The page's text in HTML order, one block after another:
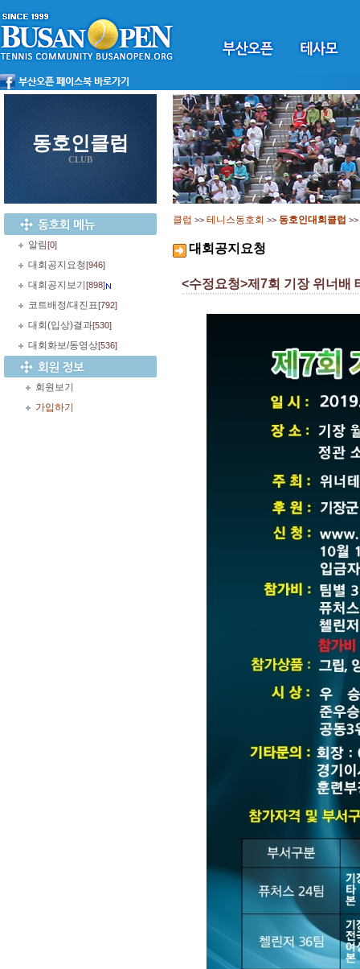
동호인클럽
CLUB
알림[0]
대회공지요청[946]
대회공지보기 [898]
코트배정/대진표[792]
대회(입상)결과[530]
대회화보/동영상[536]
회원보기
가입하기
클럽 >> 테니스동호회 >> 동호인대회클럽 >>
대회공지요청
<수정요청>제7회 기장 위너배